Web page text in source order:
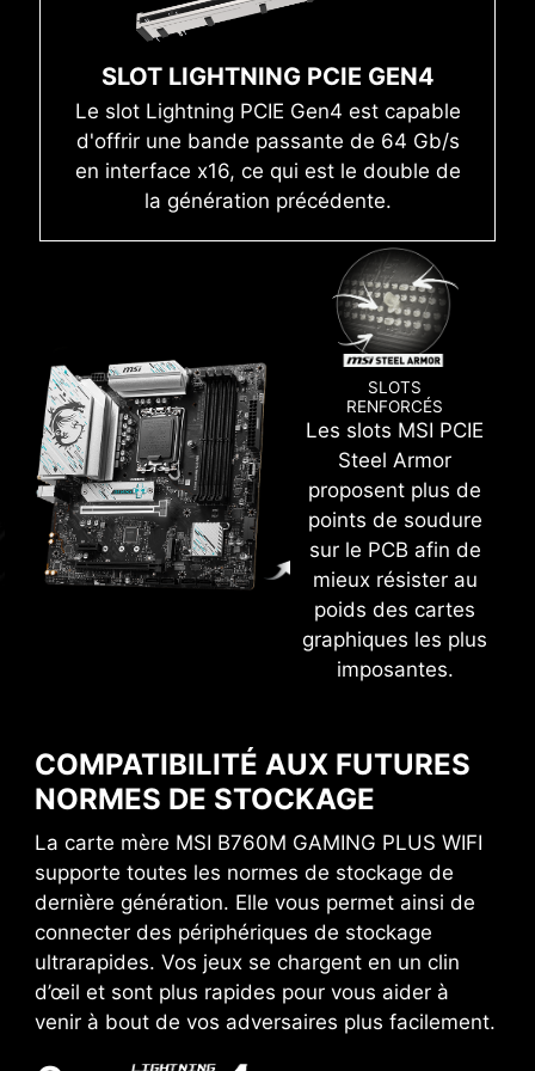
quand vous installez la carte mère dans le boîtier.
Processeur /Contrôleur PWM
SLOT LIGHTNING PCIE GEN4
Le slot Lightning PCIE Gen4 est capable
d'offrir une bande passante de 64 Gb/s
en interface x16, ce qui est le double de
la génération précédente.
SLOTS
RENFORCÉS
Les slots MSI PCIE
Steel Armor
proposent plus de
points de soudure
sur le PCB afin de
mieux résister au
poids des cartes
graphiques les plus
imposantes.
COMPATIBILITÉ AUX FUTURES
NORMES DE STOCKAGE
La carte mère MSI B760M GAMING PLUS WIFI
supporte toutes les normes de stockage de
dernière génération. Elle vous permet ainsi de
connecter des périphériques de stockage
ultrarapides. Vos jeux se chargent en un clin
d’œil et sont plus rapides pour vous aider à
venir à bout de vos adversaires plus facilement.
CMS (composants montés en surface) avancé
et la technologie MSI Memory Boost, la carte
mère B760M GAMING PLUS WIFI est prête à
totalement redéfinir les performances mémoire.
Le processus de soudage CMS avancé
réduit les défaut des points de soudure, le
phénomène d'électromagnétisme et les
interférences. L'ajout de la technologie
exclusive MSI Memory Boost permet à la
carte mère de délivrer un signal DDR5 pur
et de haute fréquence.
OVERCLOCKING PLUS SIMPLE
AVEC LES PROFILS XMP
Les profils XMP du BIOS MSI sont testés et
XMP
Choisissez un profil XMP prédéfini pour
automatiquement lancer un overclocking de
votre mémoire DDR compatible.
VMD (PÉRIPHÉRIQUE DE GESTION DE
supplémentaire.
M-FLASH
Flashez ou mettez à jour votre BIOS depuis
l'utilitaire CMOS.
HARDWARE MONITOR
Affiche les informations critiques, la
température, l'utilisation, la fréquence et la
tension de vos composants en temps réels.